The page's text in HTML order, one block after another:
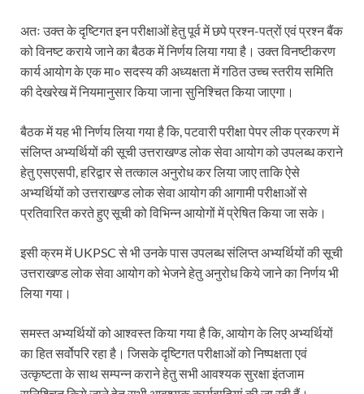
अतः उक्त के दृष्टिगत इन परीक्षाओं हेतु पूर्व में छपे प्रश्न-पत्रों एवं प्रश्न बैंक
को विनष्ट कराये जाने का बैठक में निर्णय लिया गया है। उक्त विनष्टीकरण
कार्य आयोग के एक मा० सदस्य की अध्यक्षता में गठित उच्च स्तरीय समिति
की देखरेख में नियमानुसार किया जाना सुनिश्चित किया जाएगा।
बैठक में यह भी निर्णय लिया गया है कि, पटवारी परीक्षा पेपर लीक प्रकरण में
संलिप्त अभ्यर्थियों की सूची उत्तराखण्ड लोक सेवा आयोग को उपलब्ध कराने
हेतु एसएसपी, हरिद्वार से तत्काल अनुरोध कर लिया जाए ताकि ऐसे
अभ्यर्थियों को उत्तराखण्ड लोक सेवा आयोग की आगामी परीक्षाओं से
प्रतिवारित करते हुए सूची को विभिन्न आयोगों में प्रेषित किया जा सके।
इसी क्रम में UKPSC से भी उनके पास उपलब्ध संलिप्त अभ्यर्थियों की सूची
उत्तराखण्ड लोक सेवा आयोग को भेजने हेतु अनुरोध किये जाने का निर्णय भी
लिया गया।
समस्त अभ्यर्थियों को आश्वस्त किया गया है कि, आयोग के लिए अभ्यर्थियों
का हित सर्वोपरि रहा है। जिसके दृष्टिगत परीक्षाओं को निष्पक्षता एवं
उत्कृष्टता के साथ सम्पन्न कराने हेतु सभी आवश्यक सुरक्षा इंतजाम